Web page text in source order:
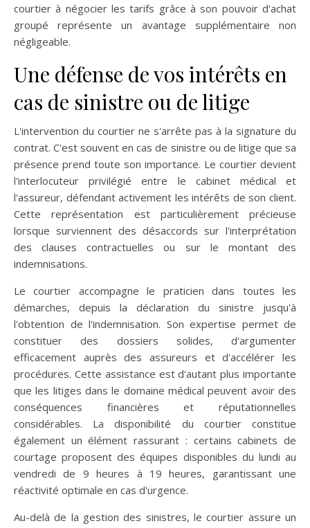
courtier à négocier les tarifs grâce à son pouvoir d'achat
groupé représente un avantage supplémentaire non
négligeable.
Une défense de vos intérêts en
cas de sinistre ou de litige
L'intervention du courtier ne s'arrête pas à la signature du
contrat. C'est souvent en cas de sinistre ou de litige que sa
présence prend toute son importance. Le courtier devient
l'interlocuteur privilégié entre le cabinet médical et
l'assureur, défendant activement les intérêts de son client.
Cette représentation est particulièrement précieuse
lorsque surviennent des désaccords sur l'interprétation
des clauses contractuelles ou sur le montant des
indemnisations.
Le courtier accompagne le praticien dans toutes les
démarches, depuis la déclaration du sinistre jusqu'à
l'obtention de l'indemnisation. Son expertise permet de
constituer des dossiers solides, d'argumenter
efficacement auprès des assureurs et d'accélérer les
procédures. Cette assistance est d'autant plus importante
que les litiges dans le domaine médical peuvent avoir des
conséquences financières et réputationnelles
considérables. La disponibilité du courtier constitue
également un élément rassurant : certains cabinets de
courtage proposent des équipes disponibles du lundi au
vendredi de 9 heures à 19 heures, garantissant une
réactivité optimale en cas d'urgence.
Au-delà de la gestion des sinistres, le courtier assure un